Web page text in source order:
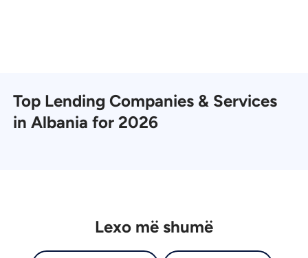
Top Lending Companies & Services
in Albania for 2026
Lexo më shumë